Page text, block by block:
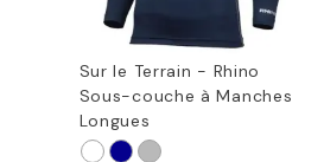
Sur le Terrain - Rhino
Sous-couche à Manches
Longues